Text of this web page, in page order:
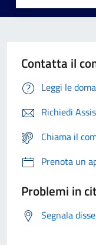
Contatta il
Leggi le
Richiedi
Chiama il
Prenota un
Problemi in
Segnala